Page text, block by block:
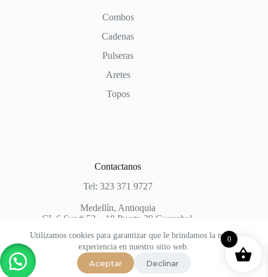
Utilizamos cookies para garantizar que le brindamos la mejor
experiencia en nuestro sitio web.
Aceptar Declinar
Combos
Cadenas
Pulseras
Aretes
Topos
Contactanos
Tel: 323 371 9727
Medellín, Antioquia
CL 6 Sur # 52 – 18 Puerta 29 Guayabal.
0